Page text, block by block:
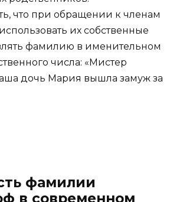
что при обращении к членам
их собственные
фамилию в именительном
числа: «Мистер
дочь Мария вышла замуж за
фамилии
в современном